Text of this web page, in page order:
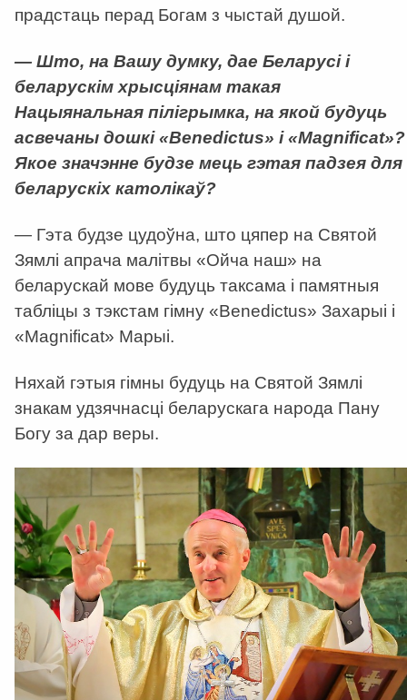
прадстаць перад Богам з чыстай душой.
— Што, на Вашу думку, дае Беларусі і
беларускім хрысціянам такая
Нацыянальная пілігрымка, на якой будуць
асвечаны дошкі «Benedictus» і «Magnificat»?
Якое значэнне будзе мець гэтая падзея для
беларускіх католікаў?
— Гэта будзе цудоўна, што цяпер на Святой
Зямлі апрача малітвы «Ойча наш» на
беларускай мове будуць таксама і памятныя
табліцы з тэкстам гімну «Benedictus» Захарыі і
«Magnificat» Марыі.
Няхай гэтыя гімны будуць на Святой Зямлі
знакам удзячнасці беларускага народа Пану
Богу за дар веры.